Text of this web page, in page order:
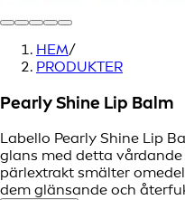
HEM/
PRODUKTER
Pearly Shine Lip Balm
Labello Pearly Shine Lip
glans med detta
pärlextrakt smälter
dem glänsande och